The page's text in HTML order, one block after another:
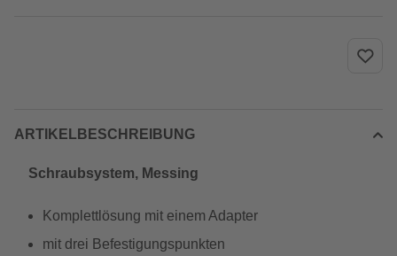
ARTIKELBESCHREIBUNG
Schraubsystem, Messing
Komplettlösung mit einem Adapter
mit drei Befestigungspunkten